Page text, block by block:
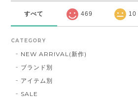
すべて 469 10
CATEGORY
NEW ARRIVAL(新作)
ブランド別
アイテム別
SALE